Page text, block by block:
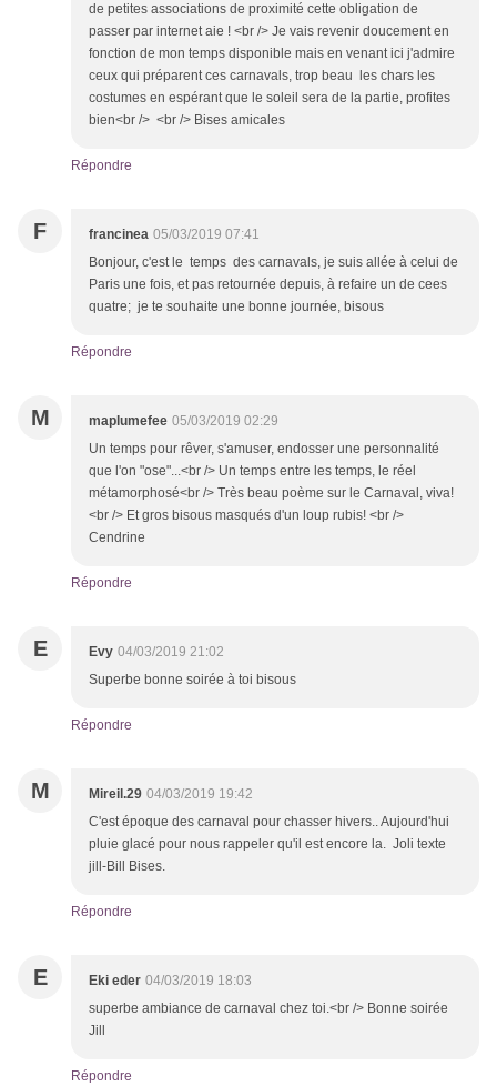
de petites associations de proximité cette obligation de
passer par internet aie ! <br /> Je vais revenir doucement en
fonction de mon temps disponible mais en venant ici j'admire
ceux qui préparent ces carnavals, trop beau les chars les
costumes en espérant que le soleil sera de la partie, profites
bien<br /> <br /> Bises amicales
Répondre
F francinea 05/03/2019 07:41
Bonjour, c'est le temps des carnavals, je suis allée à celui de
Paris une fois, et pas retournée depuis, à refaire un de cees
quatre; je te souhaite une bonne journée, bisous
Répondre
M maplumefee 05/03/2019 02:29
Un temps pour rêver, s'amuser, endosser une personnalité
que l'on "ose"...<br /> Un temps entre les temps, le réel
métamorphosé<br /> Très beau poème sur le Carnaval, viva!
<br /> Et gros bisous masqués d'un loup rubis! <br />
Cendrine
Répondre
E Evy 04/03/2019 21:02
Superbe bonne soirée à toi bisous
Répondre
M Mireil.29 04/03/2019 19:42
C'est époque des carnaval pour chasser hivers.. Aujourd'hui
pluie glacé pour nous rappeler qu'il est encore la. Joli texte
jill-Bill Bises.
Répondre
E Eki eder 04/03/2019 18:03
superbe ambiance de carnaval chez toi.<br /> Bonne soirée
Jill
Répondre